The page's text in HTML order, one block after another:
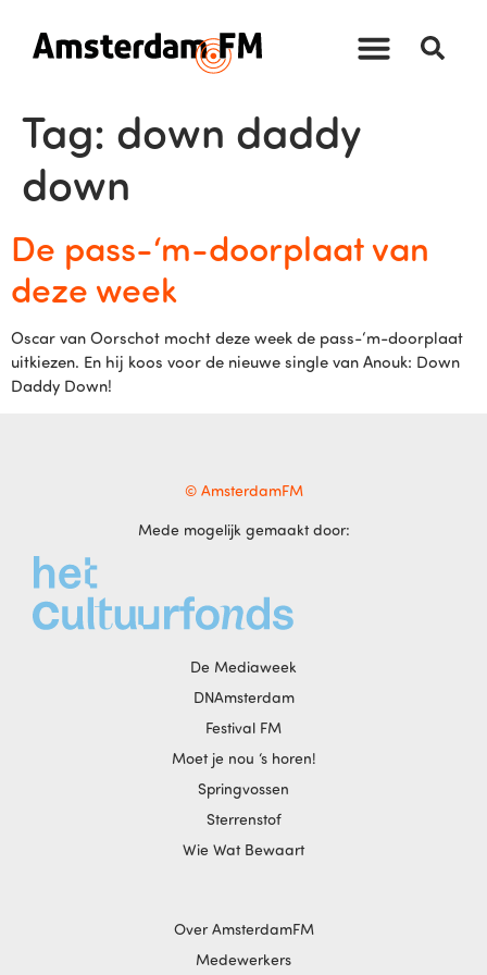
Tag: down daddy
down
De pass-‘m-doorplaat van
deze week
Oscar van Oorschot mocht deze week de pass-‘m-doorplaat
uitkiezen. En hij koos voor de nieuwe single van Anouk: Down
Daddy Down!
© AmsterdamFM
Mede mogelijk gemaakt door:
De Mediaweek
DNAmsterdam
Festival FM
Moet je nou ‘s horen!
Springvossen
Sterrenstof
Wie Wat Bewaart
Over AmsterdamFM
Medewerkers